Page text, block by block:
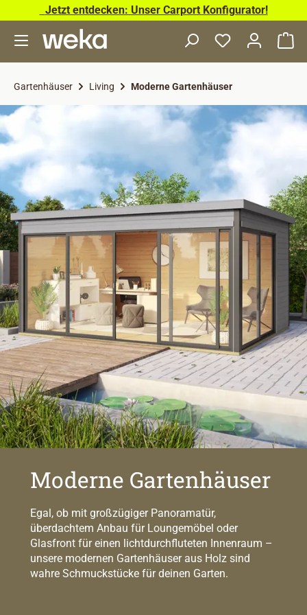
Zum Hauptinhalt springen
Jetzt entdecken: Unser Carport Konfigurator!
Gartenhäuser Living Moderne Gartenhäuser
Moderne Gartenhäuser
Egal, ob mit großzügiger Panoramatür,
überdachtem Anbau für Loungemöbel oder
Glasfront für einen lichtdurchfluteten Innenraum –
unsere modernen Gartenhäuser aus Holz sind
wahre Schmuckstücke für deinen Garten.